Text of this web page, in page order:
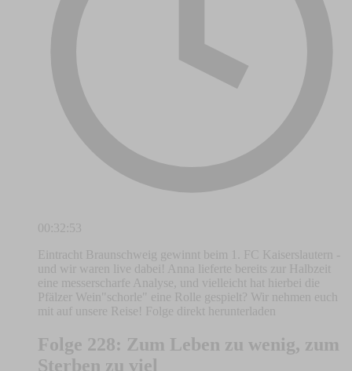
00:32:53
Eintracht Braunschweig gewinnt beim 1. FC Kaiserslautern -
und wir waren live dabei! Anna lieferte bereits zur Halbzeit
eine messerscharfe Analyse, und vielleicht hat hierbei die
Pfälzer Wein"schorle" eine Rolle gespielt? Wir nehmen euch
mit auf unsere Reise! Folge direkt herunterladen
Folge 228: Zum Leben zu wenig, zum
Sterben zu viel